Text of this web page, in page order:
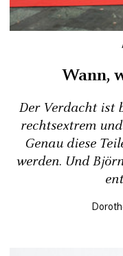
Wann,
Der Verdacht ist
rechtsextrem
Genau diese
werden. Und